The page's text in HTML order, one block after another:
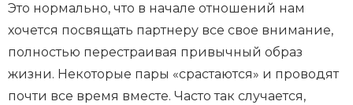
Это нормально, что в начале отношений нам
хочется посвящать партнеру все свое внимание,
полностью перестраивая привычный образ
жизни. Некоторые пары «срастаются» и проводят
почти все время вместе. Часто так случается,